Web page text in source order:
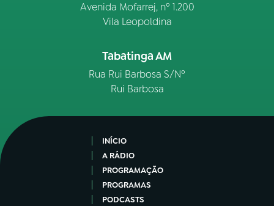
Avenida Mofarrej, nº 1.200
Vila Leopoldina
Tabatinga AM
Rua Rui Barbosa S/Nº
Rui Barbosa
INÍCIO
A RÁDIO
PROGRAMAÇÃO
PROGRAMAS
PODCASTS